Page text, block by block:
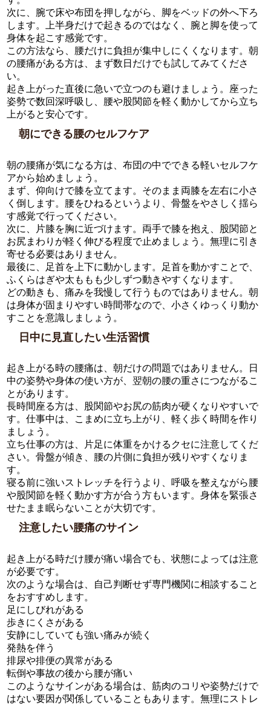
次に、腕で床や布団を押しながら、脚をベッドの外へ下ろ
します。上半身だけで起きるのではなく、腕と脚を使って
身体を起こす感覚です。
この方法なら、腰だけに負担が集中しにくくなります。朝
の腰痛がある方は、まず数日だけでも試してみてくださ
い。
起き上がった直後に急いで立つのも避けましょう。座った
姿勢で数回深呼吸し、腰や股関節を軽く動かしてから立ち
上がると安心です。
朝にできる腰のセルフケア
朝の腰痛が気になる方は、布団の中でできる軽いセルフケ
アから始めましょう。
まず、仰向けで膝を立てます。そのまま両膝を左右に小さ
く倒します。腰をひねるというより、骨盤をやさしく揺ら
す感覚で行ってください。
次に、片膝を胸に近づけます。両手で膝を抱え、股関節と
お尻まわりが軽く伸びる程度で止めましょう。無理に引き
寄せる必要はありません。
最後に、足首を上下に動かします。足首を動かすことで、
ふくらはぎや太ももも少しずつ動きやすくなります。
どの動きも、痛みを我慢して行うものではありません。朝
は身体が固まりやすい時間帯なので、小さくゆっくり動か
すことを意識しましょう。
日中に見直したい生活習慣
起き上がる時の腰痛は、朝だけの問題ではありません。日
中の姿勢や身体の使い方が、翌朝の腰の重さにつながるこ
とがあります。
長時間座る方は、股関節やお尻の筋肉が硬くなりやすいで
す。仕事中は、こまめに立ち上がり、軽く歩く時間を作り
ましょう。
立ち仕事の方は、片足に体重をかけるクセに注意してくだ
さい。骨盤が傾き、腰の片側に負担が残りやすくなりま
す。
寝る前に強いストレッチを行うより、呼吸を整えながら腰
や股関節を軽く動かす方が合う方もいます。身体を緊張さ
せたまま眠らないことが大切です。
注意したい腰痛のサイン
起き上がる時だけ腰が痛い場合でも、状態によっては注意
が必要です。
次のような場合は、自己判断せず専門機関に相談すること
をおすすめします。
足にしびれがある
歩きにくさがある
安静にしていても強い痛みが続く
発熱を伴う
排尿や排便の異常がある
転倒や事故の後から腰が痛い
このようなサインがある場合は、筋肉のコリや姿勢だけで
はない要因が関係していることもあります。無理にストレ